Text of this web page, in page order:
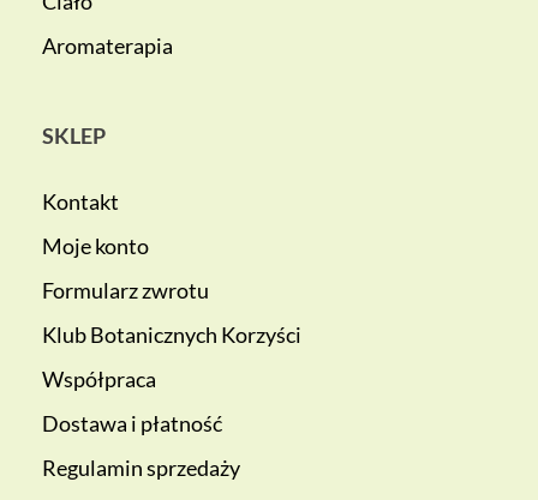
Aromaterapia
SKLEP
Kontakt
Moje konto
Formularz zwrotu
Klub Botanicznych Korzyści
Współpraca
Dostawa i płatność
Regulamin sprzedaży